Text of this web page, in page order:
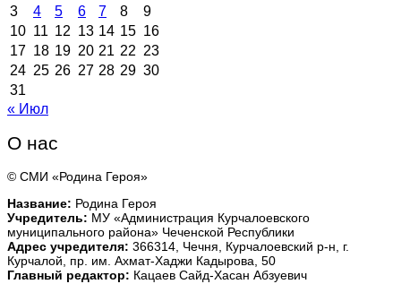
3
4 5 6 7 8
9
10 11 12 13 14 15 16
17 18 19 20 21 22 23
24 25 26 27 28 29 30
31
« Июл
О нас
© СМИ «Родина Героя»
Название: Родина Героя
Учредитель: МУ «Администрация Курчалоевского
муниципального района» Чеченской Республики
Адрес учредителя: 366314, Чечня, Курчалоевский р-н, г.
Курчалой, пр. им. Ахмат-Хаджи Кадырова, 50
Главный редактор: Кацаев Сайд-Хасан Абзуевич